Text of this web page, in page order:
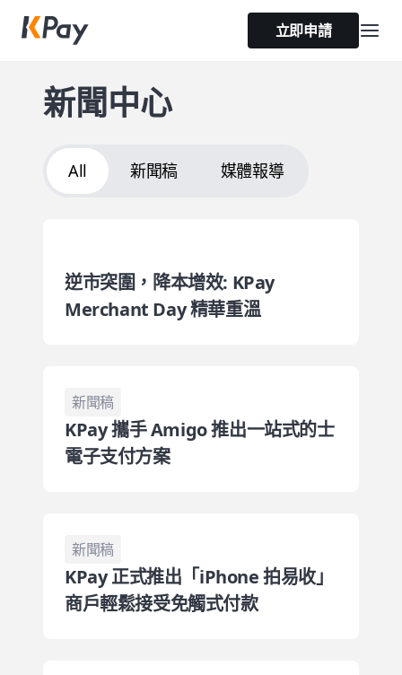
立即申請
新聞中心
All 新聞稿 媒體報導
逆市突圍，降本增效: KPay
Merchant Day 精華重溫
新聞稿
KPay 攜手 Amigo 推出一站式的士
電子支付方案
新聞稿
KPay 正式推出「iPhone 拍易收」
商戶輕鬆接受免觸式付款